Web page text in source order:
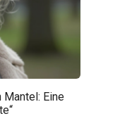
Mantel: Eine